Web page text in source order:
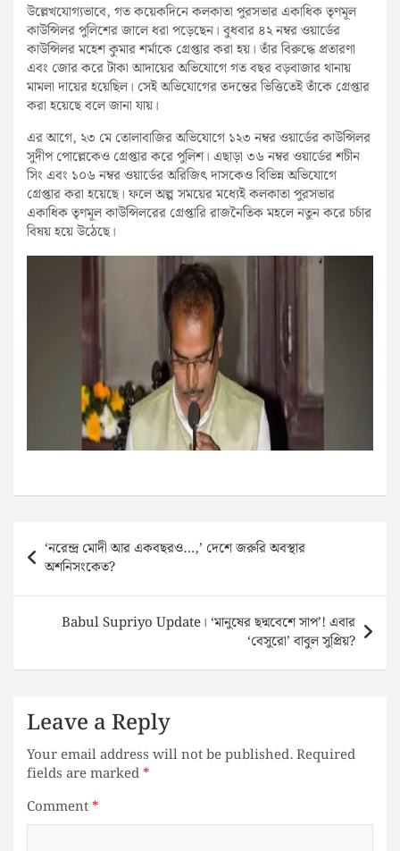
উল্লেখযোগ্যভাবে, গত কয়েকদিনে কলকাতা পুরসভার একাধিক তৃণমূল
কাউন্সিলর পুলিশের জালে ধরা পড়েছেন। বুধবার ৪২ নম্বর ওয়ার্ডের
কাউন্সিলর মহেশ কুমার শর্মাকে গ্রেপ্তার করা হয়। তাঁর বিরুদ্ধে প্রতারণা
এবং জোর করে টাকা আদায়ের অভিযোগে গত বছর বড়বাজার থানায়
মামলা দায়ের হয়েছিল। সেই অভিযোগের তদন্তের ভিত্তিতেই তাঁকে গ্রেপ্তার
করা হয়েছে বলে জানা যায়।
এর আগে, ২৩ মে তোলাবাজির অভিযোগে ১২৩ নম্বর ওয়ার্ডের কাউন্সিলর
সুদীপ পোল্লেকেও গ্রেপ্তার করে পুলিশ। এছাড়া ৩৬ নম্বর ওয়ার্ডের শচীন
সিং এবং ১০৬ নম্বর ওয়ার্ডের অরিজিৎ দাসকেও বিভিন্ন অভিযোগে
গ্রেপ্তার করা হয়েছে। ফলে অল্প সময়ের মধ্যেই কলকাতা পুরসভার
একাধিক তৃণমূল কাউন্সিলরের গ্রেপ্তারি রাজনৈতিক মহলে নতুন করে চর্চার
বিষয় হয়ে উঠেছে।
navigation
‘নরেন্দ্র মোদী আর একবছরও…,’ দেশে জরুরি অবস্থার
অশনিসংকেত?
Babul Supriyo Update। ‘মানুষের ছদ্মবেশে সাপ’! এবার
‘বেসুরো’ বাবুল সুপ্রিয়?
Leave a Reply
Your email address will not be published.Required
fields are marked*
Comment*